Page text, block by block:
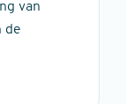
van
de